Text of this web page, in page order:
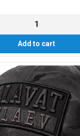
Add to cart